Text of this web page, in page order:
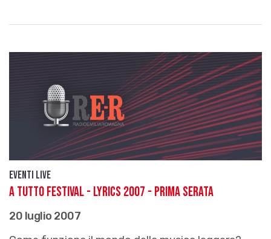
Eventi live
A TUTTO FESTIVAL - LYRICS 2007 - Prima serata
20 luglio 2007